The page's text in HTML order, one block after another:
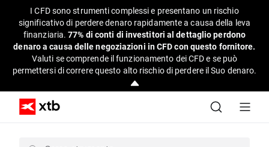
I CFD sono strumenti complessi e presentano un rischio
significativo di perdere denaro rapidamente a causa della leva
finanziaria.77% di conti di investitori al dettaglio perdono
denaro a causa delle negoziazioni in CFD con questo fornitore.
Valuti se comprende il funzionamento dei CFD e se può
permettersi di correre questo alto rischio di perdere il Suo denaro.